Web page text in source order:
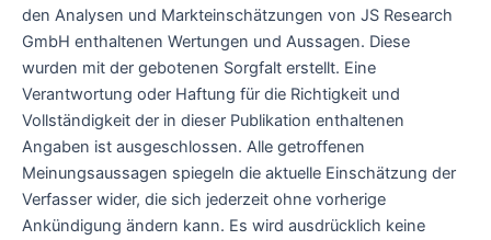
den Analysen und Markteinschätzungen von JS Research
GmbH enthaltenen Wertungen und Aussagen. Diese
wurden mit der gebotenen Sorgfalt erstellt. Eine
Verantwortung oder Haftung für die Richtigkeit und
Vollständigkeit der in dieser Publikation enthaltenen
Angaben ist ausgeschlossen. Alle getroffenen
Meinungsaussagen spiegeln die aktuelle Einschätzung der
Verfasser wider, die sich jederzeit ohne vorherige
Ankündigung ändern kann. Es wird ausdrücklich keine